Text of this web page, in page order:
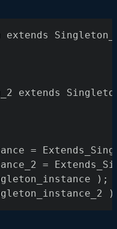
extends
extends
=
=
);